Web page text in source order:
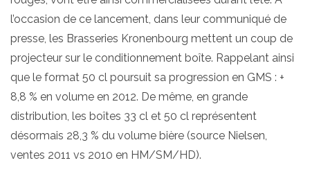
l’occasion de ce lancement, dans leur communiqué de
presse, les Brasseries Kronenbourg mettent un coup de
projecteur sur le conditionnement boîte. Rappelant ainsi
que le format 50 cl poursuit sa progression en GMS : +
8,8 % en volume en 2012. De même, en grande
distribution, les boîtes 33 cl et 50 cl représentent
désormais 28,3 % du volume bière (source Nielsen,
ventes 2011 vs 2010 en HM/SM/HD).